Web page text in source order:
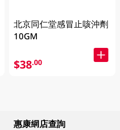
北京同仁堂感冒止咳沖劑
10GM
$38.00
惠康網店查詢